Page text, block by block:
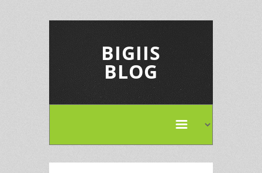
BIGIIS
BLOG